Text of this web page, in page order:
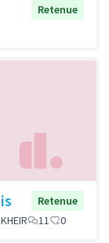
Retenue
Retenue
11 0